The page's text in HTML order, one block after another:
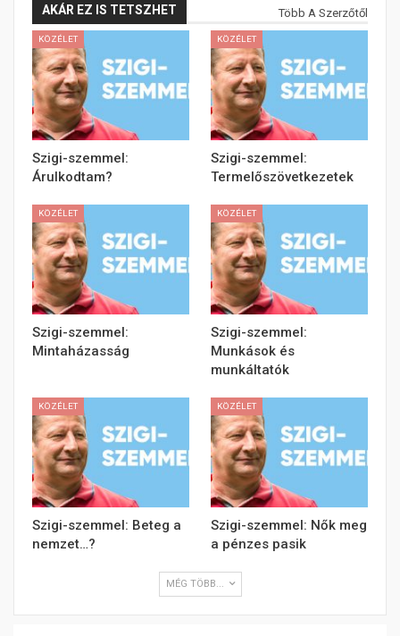
AKÁR EZ IS TETSZHET Több A Szerzőtől
KÖZÉLET
Szigi-szemmel:
Árulkodtam?
KÖZÉLET
Szigi-szemmel:
Termelőszövetkezetek
KÖZÉLET
Szigi-szemmel:
Mintaházasság
KÖZÉLET
Szigi-szemmel:
Munkások és
munkáltatók
KÖZÉLET
Szigi-szemmel: Beteg a
nemzet…?
KÖZÉLET
Szigi-szemmel: Nők meg
a pénzes pasik
MÉG TÖBB...